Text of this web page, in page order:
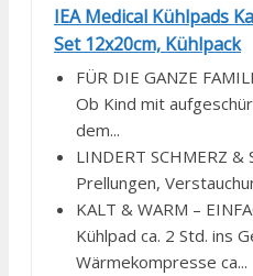
IEA Medical Kühlpads
Set 12x20cm, Kühlpack
FÜR DIE GANZE
Ob Kind mit
dem...
LINDERT SCHMERZ &
Prellungen,
KALT & WARM –
Kühlpad ca. 2 Std. ins
Wärmekompresse ca...